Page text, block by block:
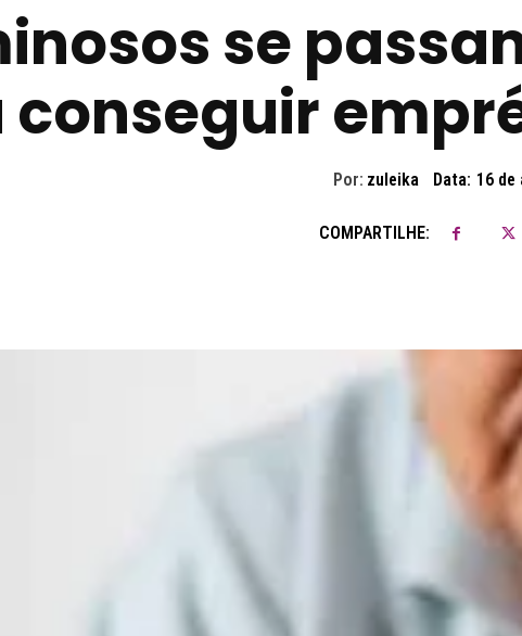
se
conseguir
Por: zuleika Data: 16 de
COMPARTILHE: